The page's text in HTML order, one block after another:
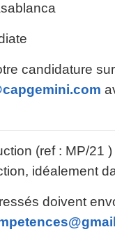
candidature sur
(ref : MP/21
idéalement
doivent